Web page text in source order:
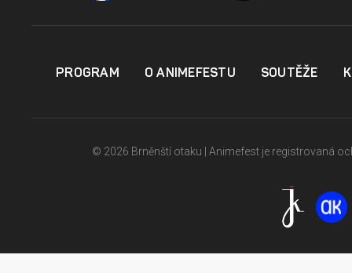
PROGRAM O ANIMEFESTU SOUTĚŽE
© 2026 Brněnští otaku | Animefest je registrovaná